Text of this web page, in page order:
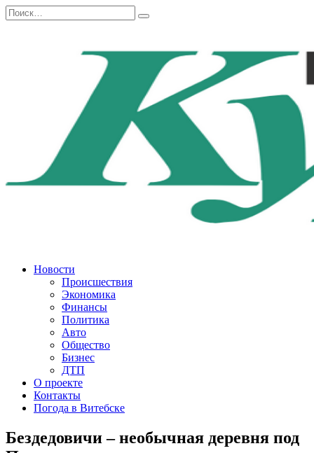
Перейти
к
Search
for:
Новости
Происшествия
Экономика
Финансы
Политика
Авто
Общество
Бизнес
ДТП
О проекте
Контакты
Погода в Витебске
Бездедовичи – необычная деревня под